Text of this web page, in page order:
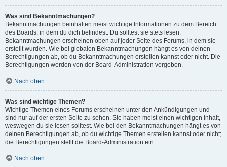
Was sind Bekanntmachungen?
Bekanntmachungen beinhalten meist wichtige Informationen zu dem Bereich
des Boards, in dem du dich befindest. Du solltest sie stets lesen.
Bekanntmachungen erscheinen oben auf jeder Seite des Forums, in dem sie
erstellt wurden. Wie bei globalen Bekanntmachungen hängt es von deinen
Berechtigungen ab, ob du Bekanntmachungen erstellen kannst oder nicht. Die
Berechtigungen werden von der Board-Administration vergeben.
Nach oben
Was sind wichtige Themen?
Wichtige Themen eines Forums erscheinen unter den Ankündigungen und
sind nur auf der ersten Seite zu sehen. Sie haben meist einen wichtigen Inhalt,
weswegen du sie lesen solltest. Wie bei den Bekanntmachungen hängt es von
deinen Berechtigungen ab, ob du wichtige Themen erstellen kannst oder nicht;
die Berechtigungen stellt die Board-Administration ein.
Nach oben